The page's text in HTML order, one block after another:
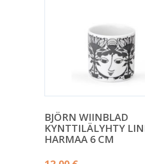
BJÖRN WIINBLAD
KYNTTILÄLYHTY
HARMAA 6 CM